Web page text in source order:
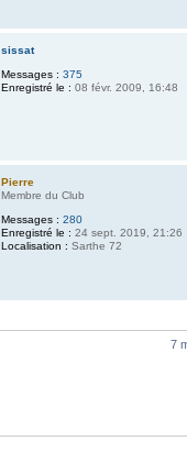
sissat
Messages : 375
Enregistré le : 08 févr. 2009, 16:48
Pierre
Membre du Club
Messages : 280
Enregistré le : 24 sept. 2019, 21:26
Localisation : Sarthe 72
7